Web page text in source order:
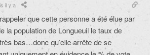
il y a
que cette personne a été élue par
la population de Longueuil le taux de
bas…donc qu’elle arrête de se